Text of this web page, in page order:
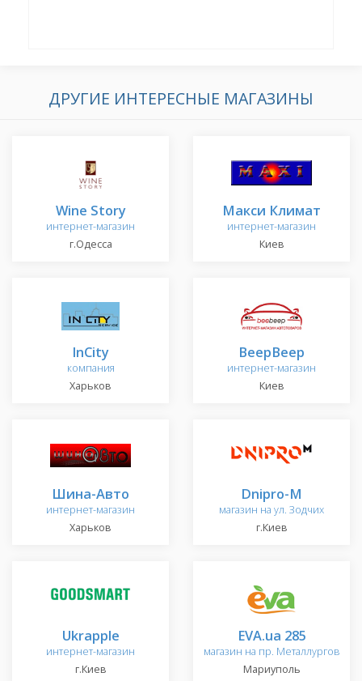
ДРУГИЕ ИНТЕРЕСНЫЕ МАГАЗИНЫ
Wine Story
интернет-магазин
г.Одесса
Макси Климат
интернет-магазин
Киев
InCity
компания
Харьков
BeepBeep
интернет-магазин
Киев
Шина-Авто
интернет-магазин
Харьков
Dnipro-M
магазин на ул. Зодчих
г.Киев
Ukrapple
интернет-магазин
г.Киев
EVA.ua 285
магазин на пр. Металлургов
Мариуполь